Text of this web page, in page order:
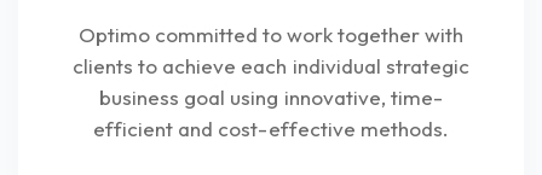
Optimo committed to work together with
clients to achieve each individual strategic
business goal using innovative, time-
efficient and cost-effective methods.